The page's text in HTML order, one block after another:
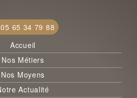
05 65 34 79 88
Accueil
Nos Métiers
Nos Moyens
Actualité